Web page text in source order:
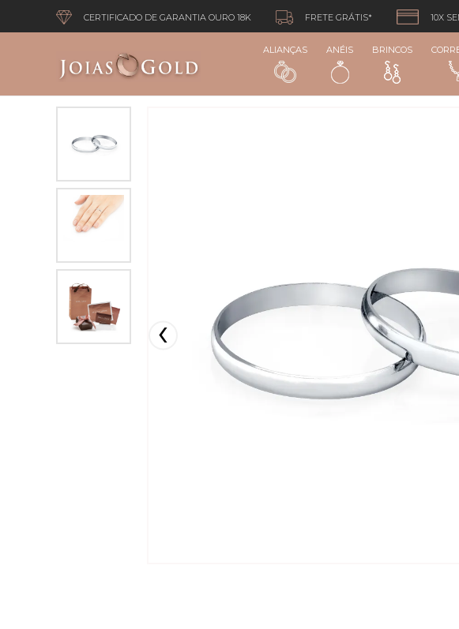
CERTIFICADO DE GARANTIA OURO 18K FRETE GRÁTIS* 10X
ALIANÇAS ANÉIS BRINCOS